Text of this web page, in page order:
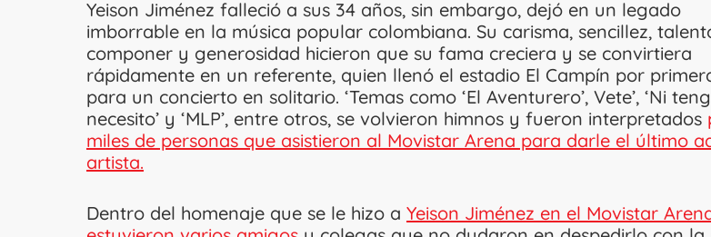
Yeison Jiménez falleció a sus 34 años, sin embargo, dejó en un legado
imborrable en la música popular colombiana. Su carisma, sencillez,
componer y generosidad hicieron que su fama creciera y se convirtiera
rápidamente en un referente, quien llenó el estadio El Campín por
para un concierto en solitario. ‘Temas como ‘El Aventurero’, Vete’, ‘Ni
necesito’ y ‘MLP’, entre otros, se volvieron himnos y fueron interpretados
miles de personas que asistieron al Movistar Arena para darle el último
artista.
Dentro del homenaje que se le hizo a Yeison Jiménez en el Movistar